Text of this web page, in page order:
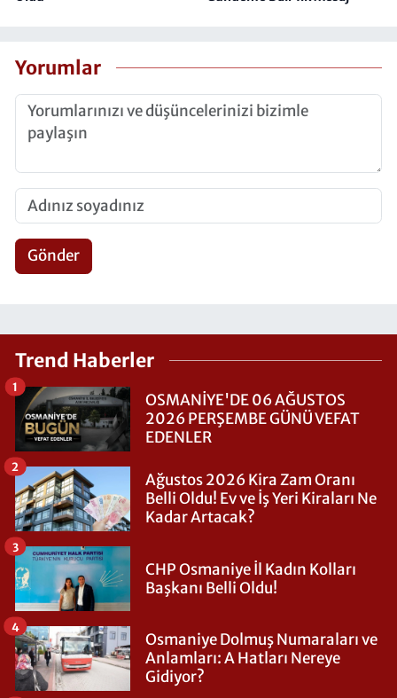
Yorumlar
Gönder
Trend Haberler
OSMANİYE'DE 06 AĞUSTOS
2026 PERŞEMBE GÜNÜ VEFAT
EDENLER
1
Ağustos 2026 Kira Zam Oranı
Belli Oldu! Ev ve İş Yeri Kiraları Ne
Kadar Artacak?
2
CHP Osmaniye İl Kadın Kolları
Başkanı Belli Oldu!
3
Osmaniye Dolmuş Numaraları ve
Anlamları: A Hatları Nereye
Gidiyor?
4